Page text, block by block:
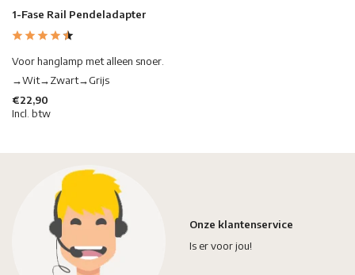
1-Fase Rail Pendeladapter
Voor hanglamp met alleen snoer.
→Wit→Zwart→Grijs
€22,90
Incl. btw
Onze klantenservice
Is er voor jou!